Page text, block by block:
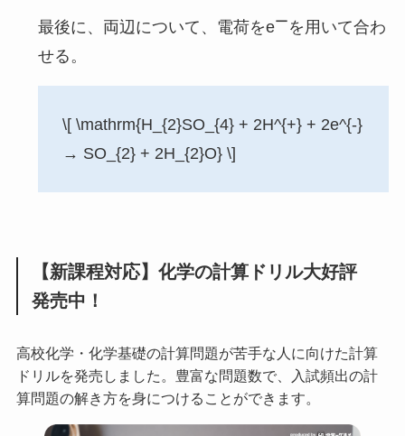
最後に、両辺について、電荷をeーを用いて合わ
せる。
\[ \mathrm{H_{2}SO_{4} + 2H^{+} + 2e^{-}
→ SO_{2} + 2H_{2}O} \]
【新課程対応】化学の計算ドリル大好評
発売中！
高校化学・化学基礎の計算問題が苦手な人に向けた計算
ドリルを発売しました。豊富な問題数で、入試頻出の計
算問題の解き方を身につけることができます。